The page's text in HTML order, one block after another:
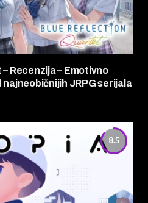
Recenzija – Emotivno
JRPG serijala
8.5